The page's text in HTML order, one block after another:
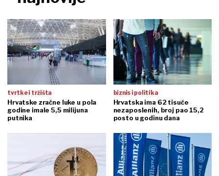
tvrtke i tržišta
Zašto se penali za kašnjenje
građevinskih radova rijetko
biznis i politika
Paradoks Wall Streeta: Loše
vijesti iz SAD-a pokrenule
rast burzi
na današnji dan komentari